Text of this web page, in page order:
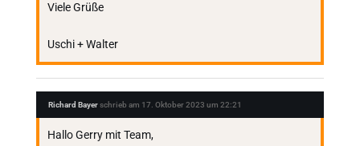
Viele Grüße
Uschi + Walter
Richard Bayerschrieb am 17. Oktober 2023 um 22:21
Hallo Gerry mit Team,